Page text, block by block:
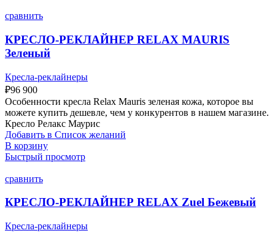
сравнить
КРЕСЛО-РЕКЛАЙНЕР RELAX MAURIS
Зеленый
Кресла-реклайнеры
₽96 900
Особенности кресла Relax Mauris зеленая кожа, которое вы
можете купить дешевле, чем у конкурентов в нашем магазине.
Кресло Релакс Маурис
Добавить в Список желаний
В корзину
Быстрый просмотр
сравнить
КРЕСЛО-РЕКЛАЙНЕР RELAX Zuel Бежевый
Кресла-реклайнеры